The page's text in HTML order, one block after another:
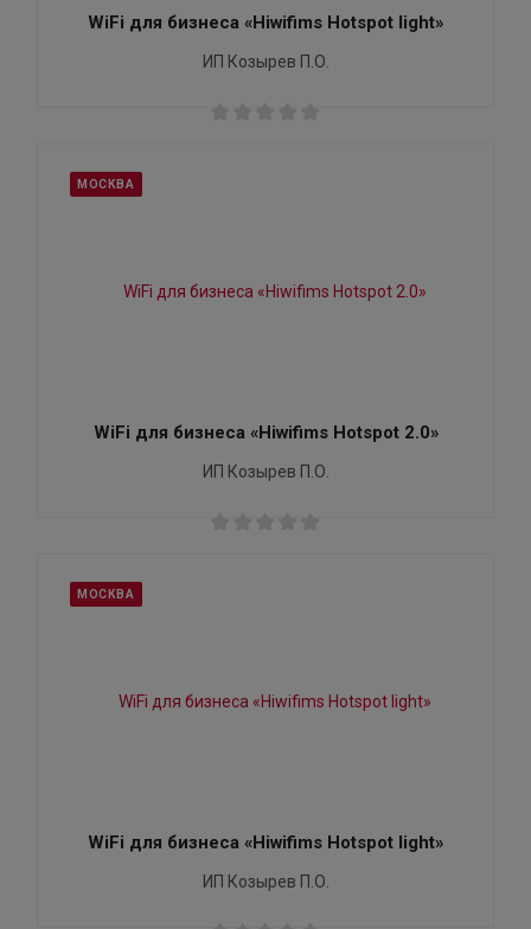
WiFi для бизнеса «Hiwifims Hotspot light»
ИП Козырев П.О.
МОСКВА
WiFi для бизнеса «Hiwifims Hotspot 2.0»
ИП Козырев П.О.
МОСКВА
WiFi для бизнеса «Hiwifims Hotspot light»
ИП Козырев П.О.